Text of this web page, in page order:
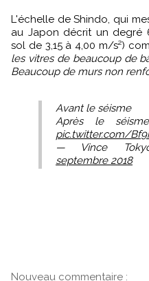
L'échelle de Shindo, qui
au Japon décrit un degré
sol de 3,15 à 4,00 m/s²)
les vitres de beaucoup de
Beaucoup de murs non
Avant le séisme
Après le
pic.twitter.com/
— Vince Tokyo
septembre 2018
Nouveau commentaire :